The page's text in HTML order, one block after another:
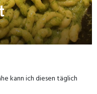
kann ich diesen täglich